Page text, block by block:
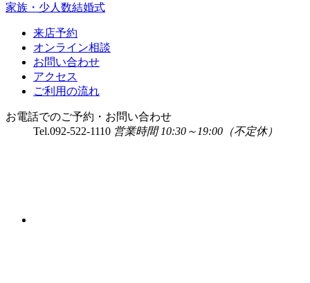
家族・少人数結婚式
来店予約
オンライン相談
お問い合わせ
アクセス
ご利用の流れ
お電話でのご予約・お問い合わせ
Tel.092-522-1110 営業時間 10:30～19:00（不定休）